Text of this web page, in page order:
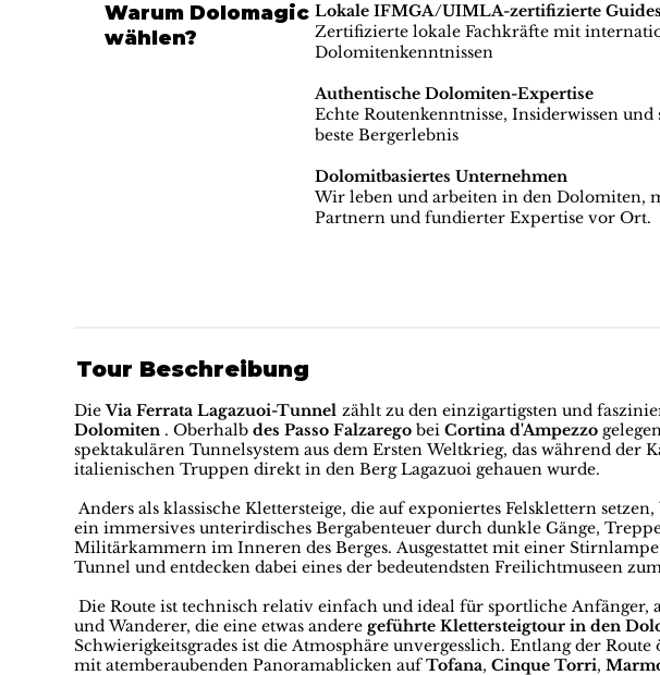
Warum Dolomagic
wählen?
Lokale IFMGA/UIMLA-zertifizierte Guides
Zertifizierte lokale Fachkräfte mit
Dolomitenkenntnissen
Authentische Dolomiten-Expertise
Echte Routenkenntnisse, Insiderwissen
beste Bergerlebnis
Dolomitbasiertes Unternehmen
Wir leben und arbeiten in den Dolomiten,
Partnern und fundierter Expertise vor Ort.
Tour Beschreibung
DieVia Ferrata Lagazuoi-Tunnel zählt zu den einzigartigsten und
Dolomiten . Oberhalbdes Passo Falzarego beiCortina d'Ampezzo
spektakulären Tunnelsystem aus dem Ersten Weltkrieg, das während der
italienischen Truppen direkt in den Berg Lagazuoi gehauen wurde.
Anders als klassische Klettersteige, die auf exponiertes Felsklettern
ein immersives unterirdisches Bergabenteuer durch dunkle Gänge,
Militärkammern im Inneren des Berges. Ausgestattet mit einer
Tunnel und entdecken dabei eines der bedeutendsten Freilichtmuseen
Die Route ist technisch relativ einfach und ideal für sportliche Anfänger,
und Wanderer, die eine etwas andere geführte Klettersteigtour in den
Schwierigkeitsgrades ist die Atmosphäre unvergesslich. Entlang der
mit atemberaubenden Panoramablicken aufTofana,Cinque Torri,